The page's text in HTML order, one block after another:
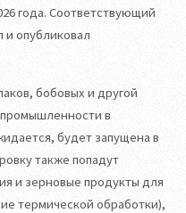
года. Соответствующий
и опубликовал
бобовых и другой
в
будет запущена в
также попадут
и зерновые продукты для
термической обработки),